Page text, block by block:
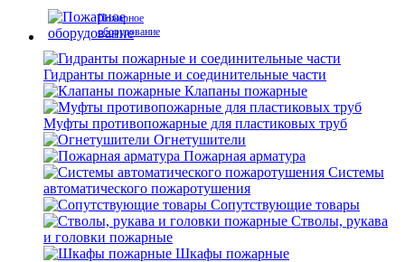
Пожарное
оборудование
Гидранты пожарные и соединительные части
Клапаны пожарные
Муфты противопожарные для пластиковых труб
Огнетушители
Пожарная арматура
Системы
автоматического пожаротушения
Сопутствующие товары
Стволы, рукава
и головки пожарные
Шкафы пожарные